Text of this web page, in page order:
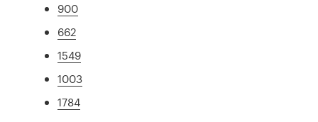
900
662
1549
1003
1784